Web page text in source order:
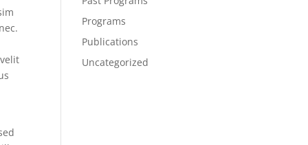
Programs
Publications
Uncategorized